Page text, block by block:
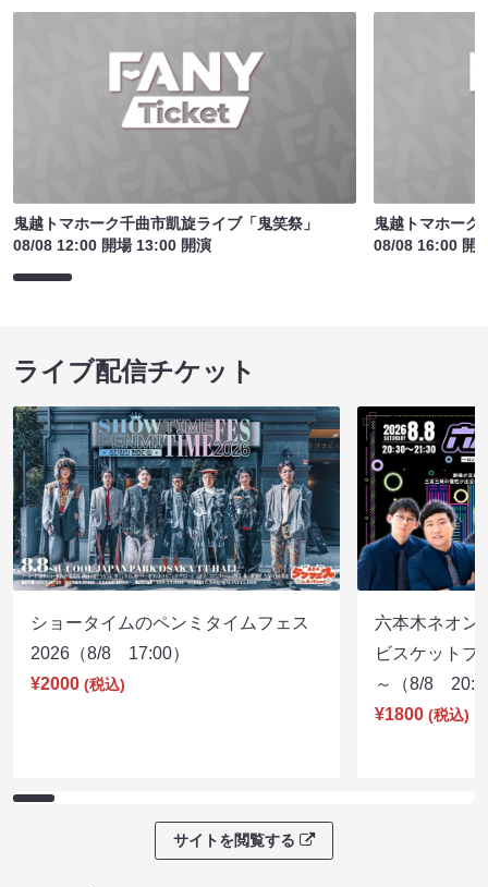
鬼越トマホーク千曲市凱旋ライブ「鬼笑祭」
08/08 12:00 開場 13:00 開演
鬼越トマホーク
08/08 16:00 開
ライブ配信チケット
ショータイムのペンミタイムフェス
2026（8/8 17:00）
¥2000 (税込)
六本木ネオン
ビスケットブ
～（8/8
¥1800 (税込)
サイトを閲覧する